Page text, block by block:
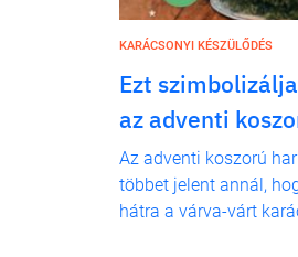
KARÁCSONYI KÉSZÜLŐDÉS
Ezt
az adventi
Az adventi koszorú
többet jelent annál,
hátra a várva-várt